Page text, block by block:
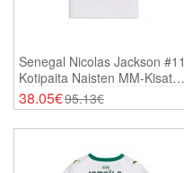
Senegal Nicolas Jackson #11
Kotipaita Naisten MM-Kisat
2026 Lyhythihainen
38.05€95.13€